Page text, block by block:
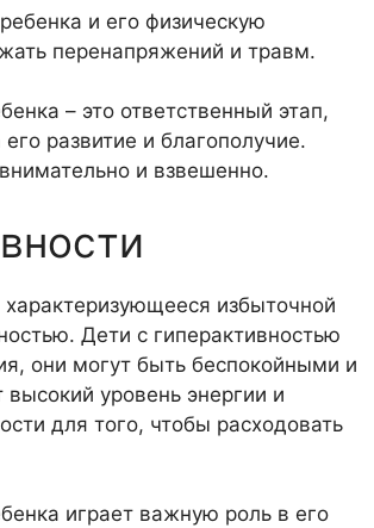
и его физическую
перенапряжений и травм.
– это ответственный этап,
развитие и благополучие.
и взвешенно.
избыточной
Дети с гиперактивностью
они могут быть беспокойными и
уровень энергии и
для того, чтобы расходовать
играет важную роль в его